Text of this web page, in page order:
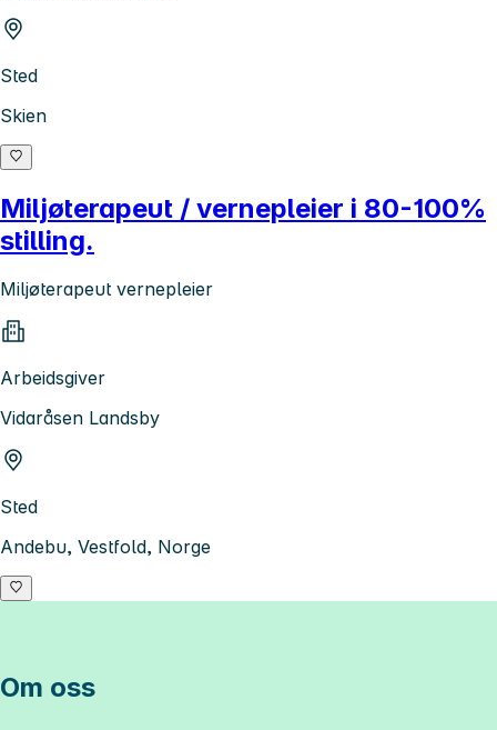
Sted
Skien
Miljøterapeut / vernepleier i 80-100%
stilling.
Miljøterapeut vernepleier
Arbeidsgiver
Vidaråsen Landsby
Sted
Andebu, Vestfold, Norge
Om oss